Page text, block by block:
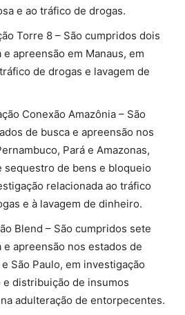
e ao tráfico de drogas.
Torre 8 – São cumpridos dois
apreensão em Manaus, em
de drogas e lavagem de
Conexão Amazônia – São
de busca e apreensão nos
Pará e Amazonas,
sequestro de bens e bloqueio
relacionada ao tráfico
e à lavagem de dinheiro.
Blend – São cumpridos sete
e apreensão nos estados de
São Paulo, em investigação
distribuição de insumos
adulteração de entorpecentes.